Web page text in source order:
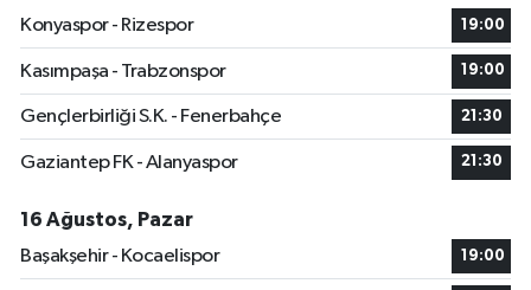
Konyaspor - Rizespor
19:00
Kasımpaşa - Trabzonspor 19:00
Gençlerbirliği S.K. - Fenerbahçe 21:30
Gaziantep FK - Alanyaspor 21:30
16 Ağustos, Pazar
Başakşehir - Kocaelispor
19:00